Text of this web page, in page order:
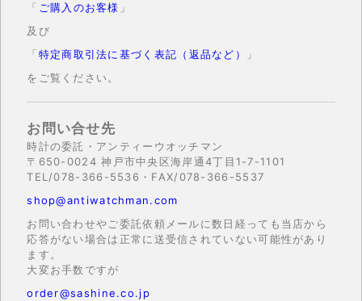
「 ご購入のお客様 」
及び
「特定商取引法に基づく表記（返品など）
」
をご覧ください。
お問い合せ先
時計の委託・アンティーウオッチマン
〒650-0024 神戸市中央区海岸通4丁目1-7-1101
TEL/078-366-5536・FAX/078-366-5537
shop@antiwatchman.com
お問い合わせやご委託依頼メールに数日経っても当店から
応答がない場合は正常に送受信されていない可能性があり
ます。
大変お手数ですが
order@sashine.co.jp